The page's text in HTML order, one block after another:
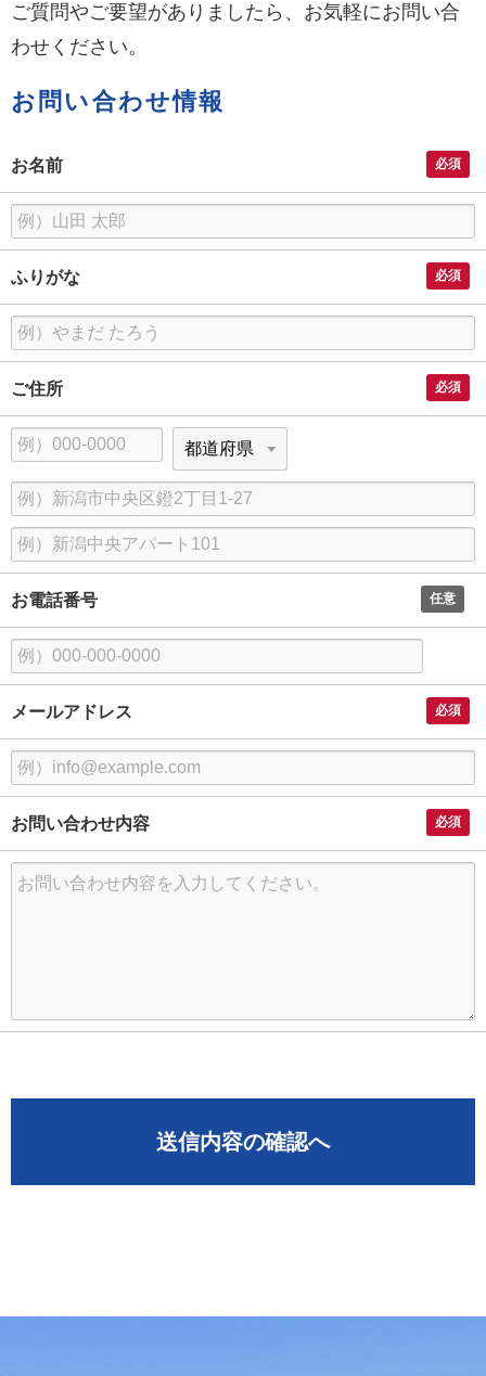
ご質問やご要望がありましたら、お気軽にお問い合
わせください。
お問い合わせ情報
お名前 必須
名
前
ふりがな
必須
ふ
り
が
な
ご住所 必須
郵
番
号
都
道
府
県
市
区
町
番
地
建
物
名
お電話番号 任意
メールアドレス 必須
お問い合わせ内容 必須